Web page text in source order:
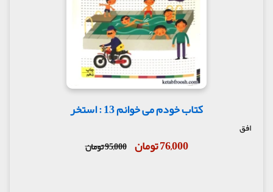
کتاب خودم می خوانم 13 : استخر
افق
76,000 تومان 95,000 تومان